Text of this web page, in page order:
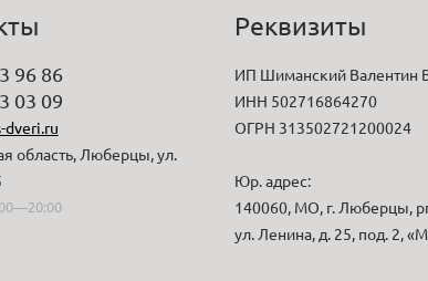
96 86
03 09
dveri.ru
область, Люберцы, ул.
Реквизиты
ИП Шиманский Валентин
ИНН 502716864270
ОГРН 313502721200024
Юр. адрес:
140060, МО, г. Люберцы,
ул. Ленина, д. 25, под. 2,